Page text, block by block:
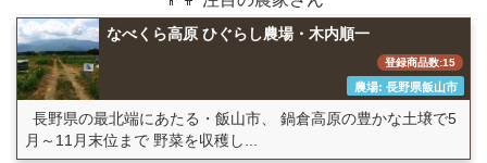
なべくら高原 ひぐらし農場・木内順一
登録商品数:15
農場: 長野県飯山市
長野県の最北端にあたる・飯山市、 鍋倉高原の豊かな土壌で5
月～11月末位まで 野菜を収穫し...